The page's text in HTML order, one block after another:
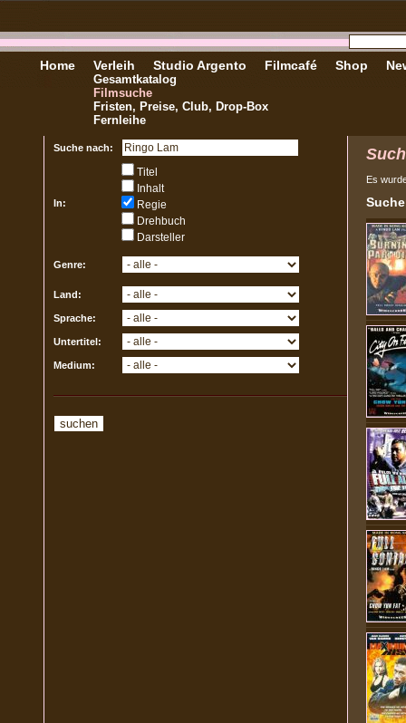
Home Verleih
Gesamtkatalog
Filmsuche
Fristen, Preise, Club, Drop-Box
Fernleihe
Studio Argento Filmcafé Shop
Suche nach:
In:
Titel
Inhalt
Regie
Drehbuch
Darsteller
Genre:
Land:
Sprache:
Untertitel:
Medium:
Es